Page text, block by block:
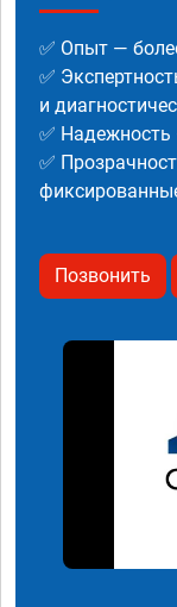
✅ Опыт —
✅
и
✅ Надежность
✅
Позвонить